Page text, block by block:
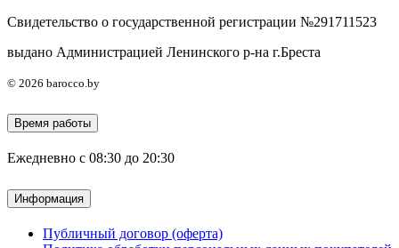
Свидетельство о государственной регистрации №291711523
выдано Администрацией Ленинского р-на г.Бреста
© 2026 barocco.by
Время работы
Ежедневно с 08:30 до 20:30
Информация
Публичный договор (оферта)